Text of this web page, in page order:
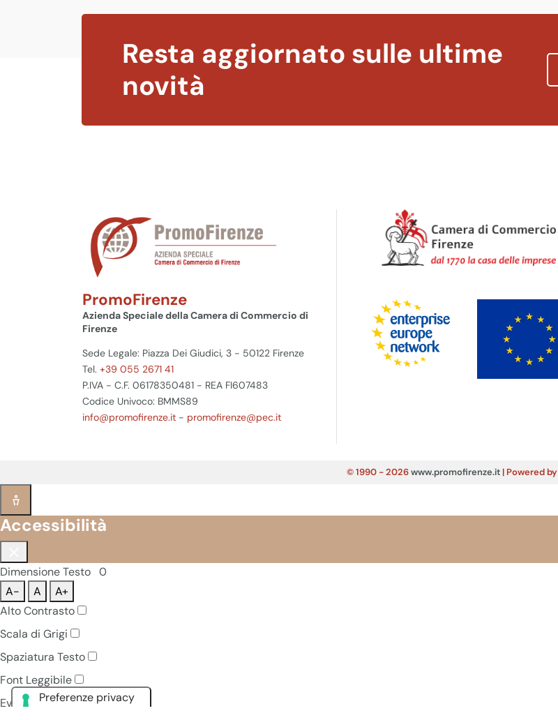
Resta aggiornato sulle ultime
novità
PromoFirenze
Azienda Speciale della Camera di Commercio di
Firenze
Sede Legale: Piazza Dei Giudici, 3 - 50122 Firenze
Tel. +39 055 2671 41
P.IVA - C.F. 06178350481 - REA FI607483
Codice Univoco: BMMS89
info@promofirenze.it - promofirenze@pec.it
© 1990 - 2026www.promofirenze.it| Powered by
Accessibilità
Dimensione Testo 0
A-
A
A+
Alto Contrasto
Scala di Grigi
Spaziatura Testo
Font Leggibile
Evidenzia Link